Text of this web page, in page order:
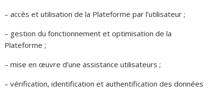
– accès et utilisation de la Plateforme par l’utilisateur ;
– gestion du fonctionnement et optimisation de la
Plateforme ;
– mise en œuvre d’une assistance utilisateurs ;
– vérification, identification et authentification des données